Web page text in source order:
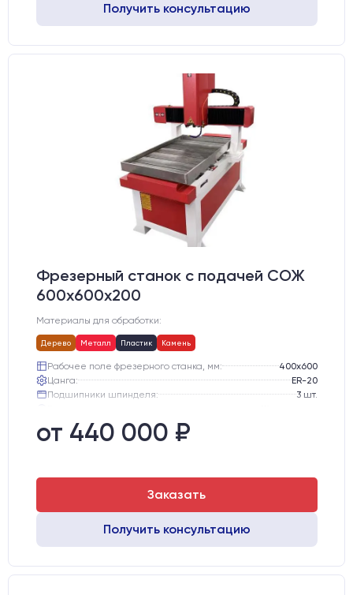
Получить консультацию
Фрезерный станок с подачей СОЖ
600х600х200
Материалы для обработки:
Дерево Металл Пластик Камень
Рабочее поле фрезерного станка, мм:
400х600
Цанга:
ER-20
Подшипники шпинделя:
3 шт.
Тип стола:
от 440 000 ₽
Заказать
Получить консультацию